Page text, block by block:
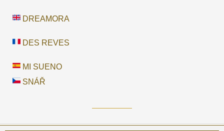
DREAMORA
DES REVES
MI SUENO
SNÁŘ